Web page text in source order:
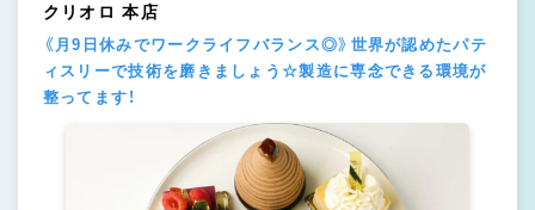
クリオロ 本店
《月9日休みでワークライフバランス◎》世界が認めたパテ
ィスリーで技術を磨きましょう☆製造に専念できる環境が
整ってます！